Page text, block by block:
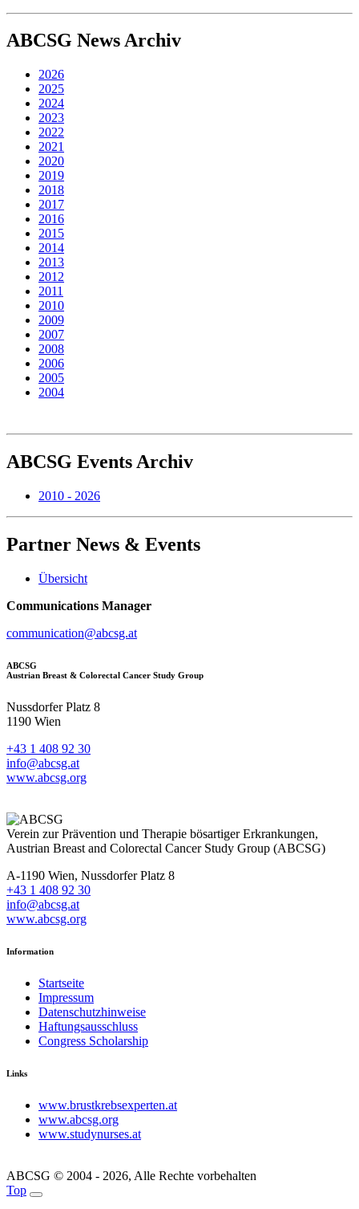
ABCSG News Archiv
2026
2025
2024
2023
2022
2021
2020
2019
2018
2017
2016
2015
2014
2013
2012
2011
2010
2009
2007
2008
2006
2005
2004
ABCSG Events Archiv
2010 - 2026
Partner News & Events
Übersicht
Communications Manager
communication@abcsg.at
ABCSG
Austrian Breast & Colorectal Cancer Study Group
Nussdorfer Platz 8
1190 Wien
+43 1 408 92 30
info@abcsg.at
www.abcsg.org
Verein zur Prävention und Therapie bösartiger Erkrankungen,
Austrian Breast and Colorectal Cancer Study Group (ABCSG)
A-1190 Wien, Nussdorfer Platz 8
+43 1 408 92 30
info@abcsg.at
www.abcsg.org
Information
Startseite
Impressum
Datenschutzhinweise
Haftungsausschluss
Congress Scholarship
Links
www.brustkrebsexperten.at
www.abcsg.org
www.studynurses.at
ABCSG © 2004 - 2026, Alle Rechte vorbehalten
Top